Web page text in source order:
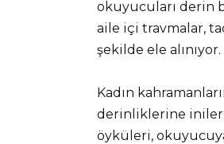
okuyucuları derin
aile içi travmalar,
şekilde ele alınıyor.
Kadın
derinliklerine
öyküleri,